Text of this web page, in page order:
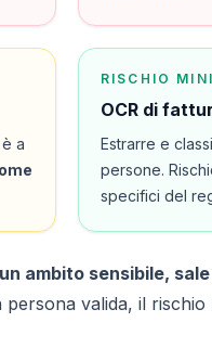
a
RISCHIO
OCR di
Estrarre e
persone.
specifici del
ambito sensibile,
valida, il